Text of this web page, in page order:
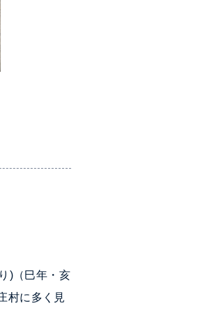
)（巳年・亥
村に多く見